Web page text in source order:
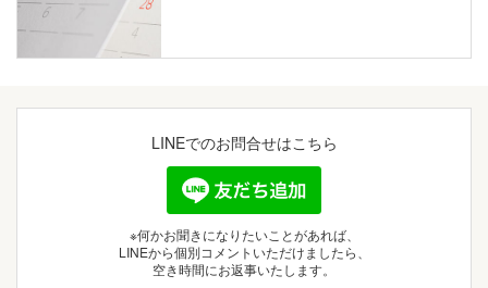
LINEでのお問合せはこちら
※何かお聞きになりたいことがあれば、
LINEから個別コメントいただけましたら、
空き時間にお返事いたします。